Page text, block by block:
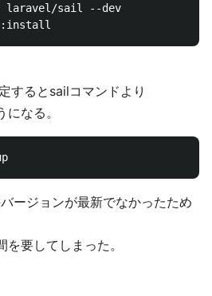
laravel/sail --dev
するとsailコマンドより
なる。
ージョンが最新でなかったため
要してしまった。